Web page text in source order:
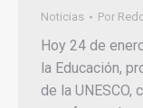
Noticias Por
Hoy 24 de
la Educación,
de la UNESCO,